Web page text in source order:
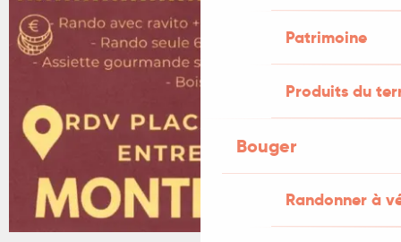
Patrimoine
Produits du
Bouger
Randonner à